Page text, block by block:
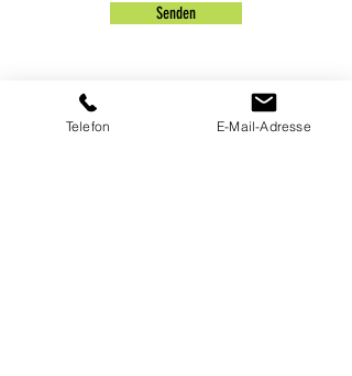
Senden
Bikram Yoga DUSSELDORF GmbH
Telefon E-Mail-Adresse